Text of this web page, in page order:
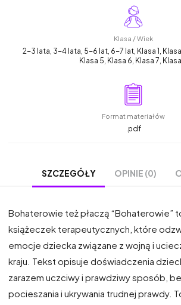
Klasa / Wiek
2-3 lata, 3-4 lata, 5-6 lat, 6-7 lat, Klasa 1, Klasa
Klasa 5, Klasa 6, Klasa 7,
Format materiałów
.pdf
SZCZEGÓŁY OPINIE (0)
Bohaterowie też płaczą “Bohaterowie”
książeczek terapeutycznych, które
emocje dziecka związane z wojną i
kraju. Tekst opisuje doświadczenia
zarazem uczciwy i prawdziwy sposób,
pocieszania i ukrywania trudnej prawdy.